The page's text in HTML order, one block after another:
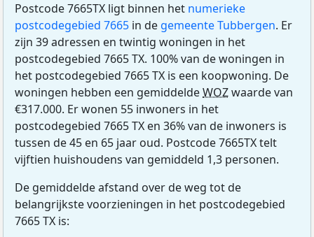
Postcode 7665TX ligt binnen het numerieke
postcodegebied 7665 in de gemeente Tubbergen. Er
zijn 39 adressen en twintig woningen in het
postcodegebied 7665 TX. 100% van de woningen in
het postcodegebied 7665 TX is een koopwoning. De
woningen hebben een gemiddeldeWOZwaarde van
€317.000. Er wonen 55 inwoners in het
postcodegebied 7665 TX en 36% van de inwoners is
tussen de 45 en 65 jaar oud. Postcode 7665TX telt
vijftien huishoudens van gemiddeld 1,3 personen.
De gemiddelde afstand over de weg tot de
belangrijkste voorzieningen in het postcodegebied
7665 TX is: